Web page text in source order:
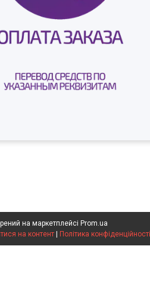
на маркетплейсі Prom.ua
на контент | Політика конфіденційності